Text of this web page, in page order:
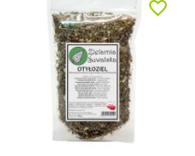
favorite_border